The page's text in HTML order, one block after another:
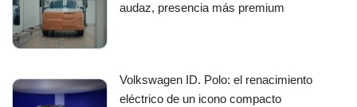
audaz, presencia más premium
Volkswagen ID. Polo: el renacimiento
eléctrico de un icono compacto